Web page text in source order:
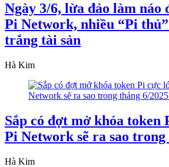
Ngày 3/6, lừa đảo làm náo
Pi Network, nhiều “Pi
trắng tài sản
Hà Kim
Sắp có đợt mở khóa token
Pi Network sẽ ra sao trong
Hà Kim